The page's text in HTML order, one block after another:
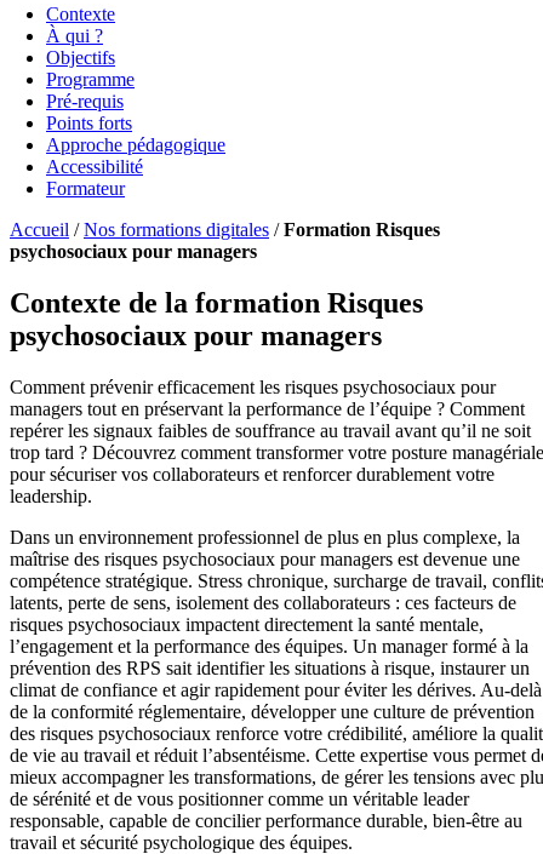
Contexte
À qui ?
Objectifs
Programme
Pré-requis
Points forts
Approche pédagogique
Accessibilité
Formateur
Accueil /Nos formations digitales /Formation Risques
psychosociaux pour managers
Contexte de la formation Risques
psychosociaux pour managers
Comment prévenir efficacement les risques psychosociaux pour
managers tout en préservant la performance de l’équipe ? Comment
repérer les signaux faibles de souffrance au travail avant qu’il ne soit
trop tard ? Découvrez comment transformer votre posture managériale
pour sécuriser vos collaborateurs et renforcer durablement votre
leadership.
Dans un environnement professionnel de plus en plus complexe, la
maîtrise des risques psychosociaux pour managers est devenue une
compétence stratégique. Stress chronique, surcharge de travail,
latents, perte de sens, isolement des collaborateurs : ces facteurs de
risques psychosociaux impactent directement la santé mentale,
l’engagement et la performance des équipes. Un manager formé à la
prévention des RPS sait identifier les situations à risque, instaurer un
climat de confiance et agir rapidement pour éviter les dérives. Au-delà
de la conformité réglementaire, développer une culture de prévention
des risques psychosociaux renforce votre crédibilité, améliore la
de vie au travail et réduit l’absentéisme. Cette expertise vous permet
mieux accompagner les transformations, de gérer les tensions avec
de sérénité et de vous positionner comme un véritable leader
responsable, capable de concilier performance durable, bien-être au
travail et sécurité psychologique des équipes.